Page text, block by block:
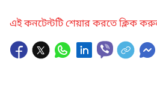
এই কনটেন্টটি শেয়ার করতে ক্লিক